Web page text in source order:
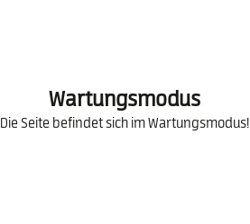
Wartungsmodus
Die Seite befindet sich im Wartungsmodus!